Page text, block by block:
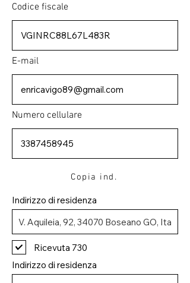
Codice fiscale
E-mail
Numero cellulare
Copia ind.
Indirizzo di residenza
Ricevuta 730
Indirizzo di residenza